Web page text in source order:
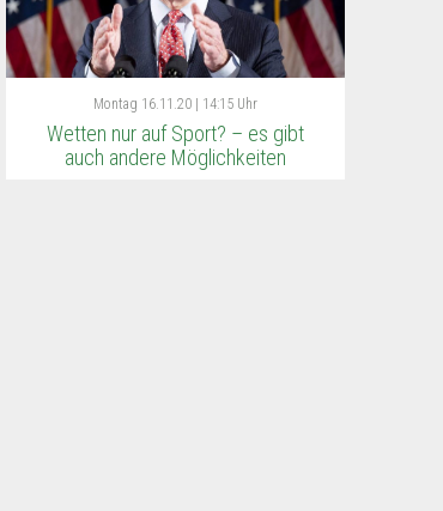
Montag 16.11.20 | 14:15 Uhr
Wetten nur auf Sport? – es gibt
auch andere Möglichkeiten